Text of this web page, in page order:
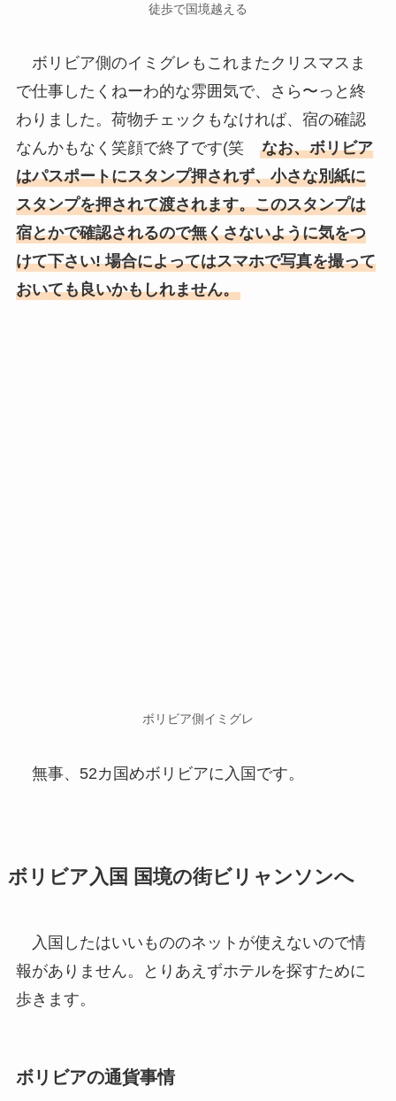
徒歩で国境越える
ボリビア側のイミグレもこれまたクリスマスま
で仕事したくねーわ的な雰囲気で、さら〜っと終
わりました。荷物チェックもなければ、宿の確認
なんかもなく笑顔で終了です(笑 なお、ボリビア
はパスポートにスタンプ押されず、小さな別紙に
スタンプを押されて渡されます。このスタンプは
宿とかで確認されるので無くさないように気をつ
けて下さい! 場合によってはスマホで写真を撮って
おいても良いかもしれません。
ボリビア側イミグレ
無事、52カ国めボリビアに入国です。
ボリビア入国 国境の街ビリャンソンへ
入国したはいいもののネットが使えないので情
報がありません。とりあえずホテルを探すために
歩きます。
ボリビアの通貨事情